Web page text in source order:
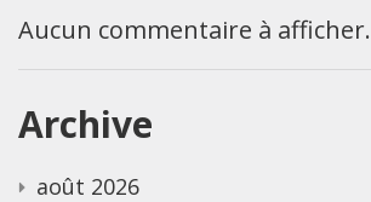
Aucun commentaire à afficher.
Archive
août 2026